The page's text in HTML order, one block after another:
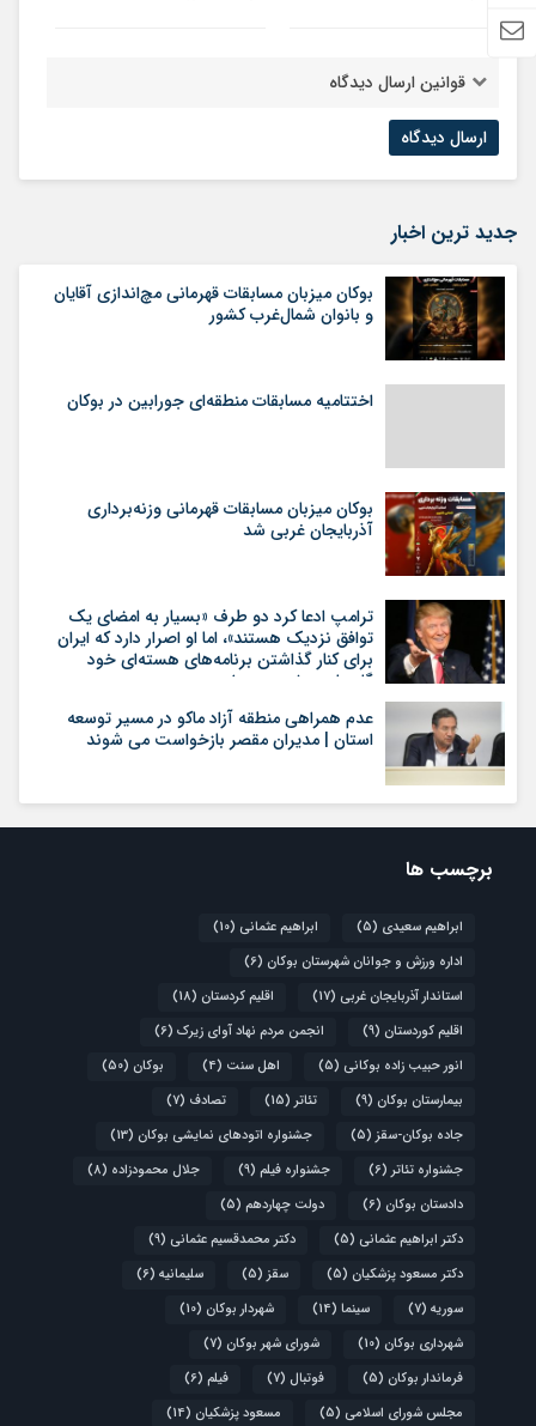
قوانین ارسال دیدگاه
جدید ترین اخبار
بوکان میزبان مسابقات قهرمانی مچ‌اندازی آقایان
و بانوان شمال‌غرب کشور
اختتامیه مسابقات منطقه‌ای جورابین در بوکان
بوکان میزبان مسابقات قهرمانی وزنه‌برداری
آذربایجان غربی شد
ترامپ ادعا کرد دو طرف «بسیار به امضای یک
توافق نزدیک هستند»، اما او اصرار دارد که ایران
برای کنار گذاشتن برنامه‌های هسته‌ای خود
گام‌های بیشتری بردارد
عدم همراهی منطقه آزاد ماکو در مسیر توسعه
استان | مدیران مقصر بازخواست می شوند
برچسب ها
ابراهیم سعیدی (5) ابراهیم عثمانی (10)
اداره ورزش و جوانان شهرستان بوکان (6)
استاندار آذربایجان غربی (17) اقلیم کردستان (18)
اقلیم کوردستان (9) انجمن مردم نهاد آوای زیرک (6)
انور حبیب زاده بوکانی (5) اهل سنت (4) بوکان (50)
بیمارستان بوکان (9) تئاتر (15) تصادف (7)
جاده بوکان-سقز (5) جشنواره اتودهای نمایشی بوکان (13)
جشنواره تئاتر (6) جشنواره فیلم (9) جلال محمودزاده (8)
دادستان بوکان (6) دولت چهاردهم (5)
دکتر ابراهیم عثمانی (5) دکتر محمدقسیم عثمانی (9)
دکتر مسعود پزشکیان (5) سقز (5) سلیمانیه (6)
سوریه (7) سینما (14) شهردار بوکان (10)
شهرداری بوکان (10) شورای شهر بوکان (7)
فرماندار بوکان (5) فوتبال (7) فیلم (6)
مجلس شورای اسلامی (5) مسعود پزشکیان (14)